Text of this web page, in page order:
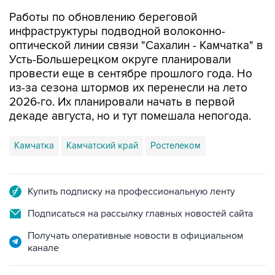
Работы по обновлению береговой
инфраструктуры подводной волоконно-
оптической линии связи "Сахалин - Камчатка" в
Усть-Большерецком округе планировали
провести еще в сентябре прошлого года. Но
из-за сезона штормов их перенесли на лето
2026-го. Их планировали начать в первой
декаде августа, но и тут помешала непогода.
Камчатка Камчатский край Ростелеком
Купить подписку на профессиональную ленту
Подписаться на рассылку главных новостей сайта
Получать оперативные новости в официальном
канале